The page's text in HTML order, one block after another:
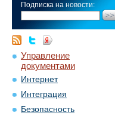
Подписка на новости:
Управление
документами
Интернет
Интеграция
Безопасность